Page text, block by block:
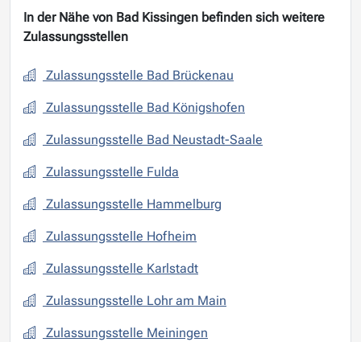
In der Nähe von Bad Kissingen befinden sich weitere
Zulassungsstellen
Zulassungsstelle Bad Brückenau
Zulassungsstelle Bad Königshofen
Zulassungsstelle Bad Neustadt-Saale
Zulassungsstelle Fulda
Zulassungsstelle Hammelburg
Zulassungsstelle Hofheim
Zulassungsstelle Karlstadt
Zulassungsstelle Lohr am Main
Zulassungsstelle Meiningen